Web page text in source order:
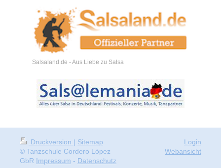
Salsaland.de - Aus Liebe zu Salsa
Druckversion | Sitemap
© Tanzschule Cordero López
GbR Impressum - Datenschutz
Login
Webansicht